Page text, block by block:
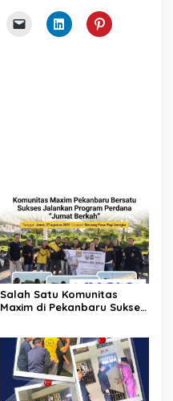
Salah Satu Komunitas
Maxim di Pekanbaru Sukses